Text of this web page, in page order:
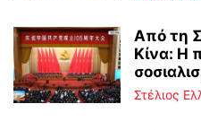
Από τη
Κίνα: Η
Στέλιος